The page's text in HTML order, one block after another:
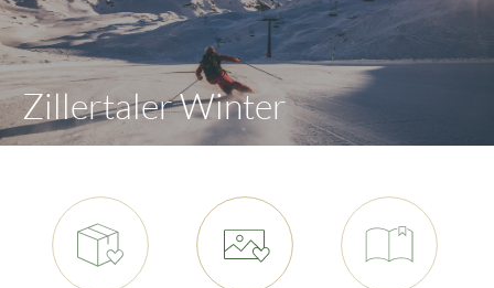
Zillertaler Winter